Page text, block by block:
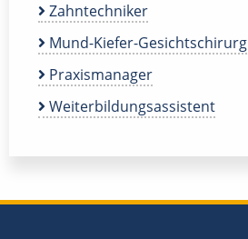
Zahntechniker
Mund-Kiefer-Gesichtschirurg
Praxismanager
Weiterbildungsassistent